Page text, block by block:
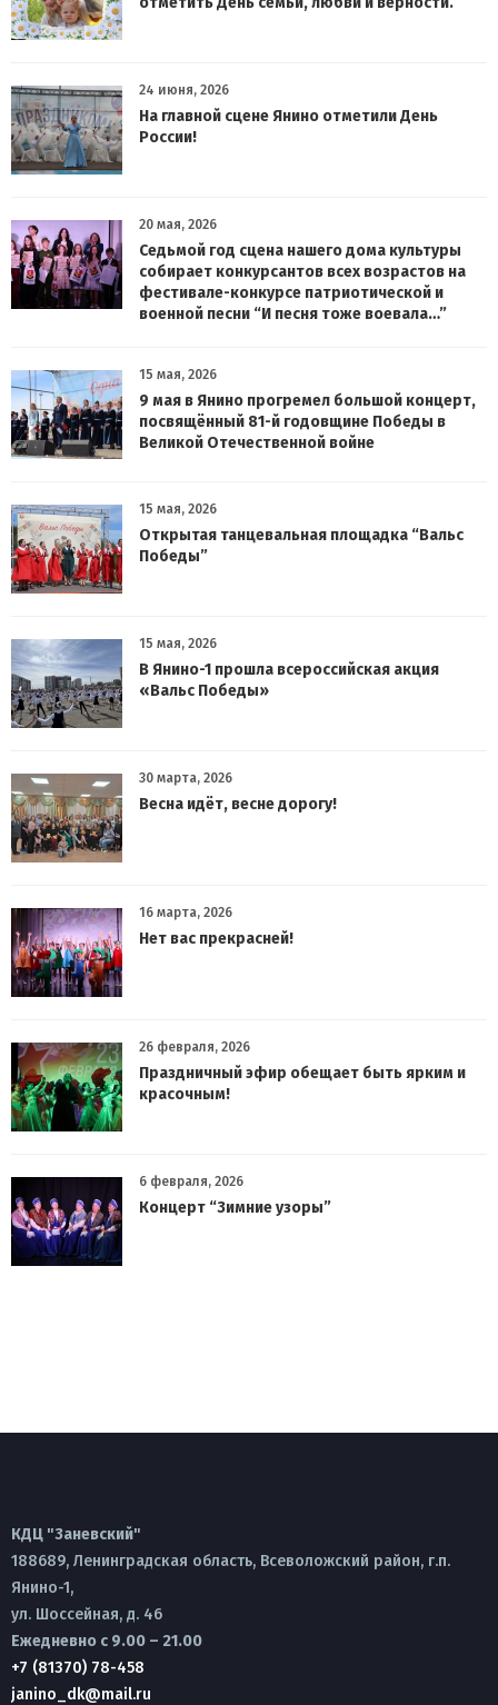
24 июня, 2026
На главной сцене Янино отметили День
России!
20 мая, 2026
Седьмой год сцена нашего дома культуры
собирает конкурсантов всех возрастов на
фестивале-конкурсе патриотической и
военной песни “И песня тоже воевала…”
15 мая, 2026
9 мая в Янино прогремел большой концерт,
посвящённый 81-й годовщине Победы в
Великой Отечественной войне
15 мая, 2026
Открытая танцевальная площадка “Вальс
Победы”
15 мая, 2026
В Янино-1 прошла всероссийская акция
«Вальс Победы»
30 марта, 2026
Весна идёт, весне дорогу!
16 марта, 2026
Нет вас прекрасней!
26 февраля, 2026
Праздничный эфир обещает быть ярким и
красочным!
6 февраля, 2026
Концерт “Зимние узоры”
КДЦ "Заневский"
188689, Ленинградская область, Всеволожский район, г.п.
Янино-1,
ул. Шоссейная, д. 46
Ежедневно с 9.00 – 21.00
+7 (81370) 78-458
janino_dk@mail.ru